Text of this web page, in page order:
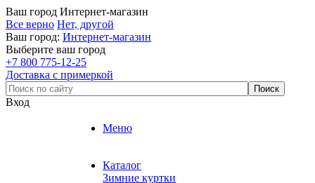
Ваш город Интернет-магазин
Все верно Нет, другой
Ваш город: Интернет-магазин
Выберите ваш город
+7 800 775-12-25
Доставка с примеркой
Вход
Меню
Каталог
Зимние куртки